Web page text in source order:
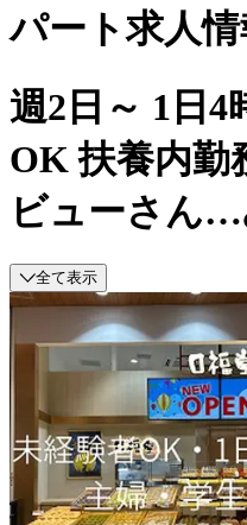
パート求人情
週2日～ 1日4
OK 扶養内勤
ビューさん
全て表示